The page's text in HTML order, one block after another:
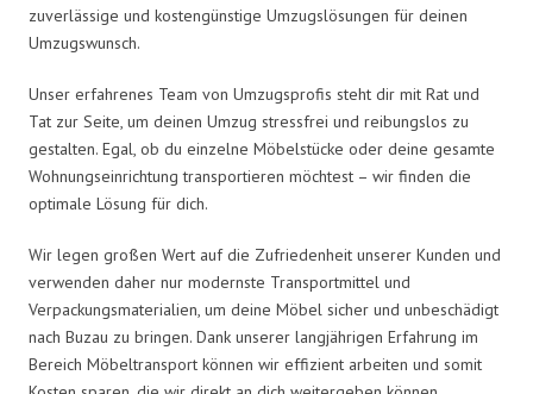
zuverlässige und kostengünstige Umzugslösungen für deinen
Umzugswunsch.
Unser erfahrenes Team von Umzugsprofis steht dir mit Rat und
Tat zur Seite, um deinen Umzug stressfrei und reibungslos zu
gestalten. Egal, ob du einzelne Möbelstücke oder deine gesamte
Wohnungseinrichtung transportieren möchtest – wir finden die
optimale Lösung für dich.
Wir legen großen Wert auf die Zufriedenheit unserer Kunden und
verwenden daher nur modernste Transportmittel und
Verpackungsmaterialien, um deine Möbel sicher und unbeschädigt
nach Buzau zu bringen. Dank unserer langjährigen Erfahrung im
Bereich Möbeltransport können wir effizient arbeiten und somit